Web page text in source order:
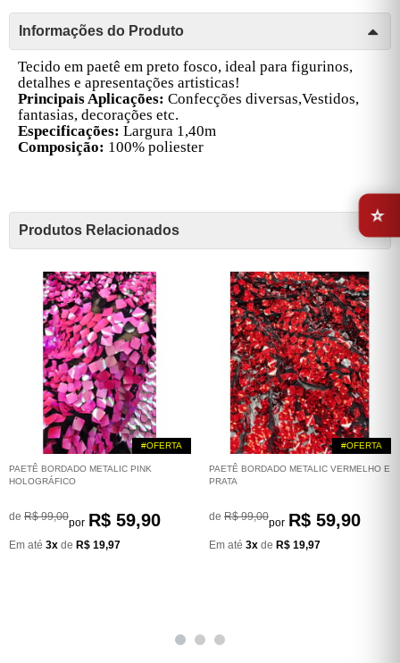
Informações do Produto
Tecido em paetê em preto fosco, ideal para figurinos,
detalhes e apresentações artisticas!
Principais Aplicações: Confecções diversas,Vestidos,
fantasias, decorações etc.
Especificações: Largura 1,40m
Composição: 100% poliester
Produtos Relacionados
#OFERTA
PAETÊ BORDADO METALIC PINK
HOLOGRÁFICO
de R$ 99,00por R$ 59,90
Em até 3x de R$ 19,97
#OFERTA
PAETÊ BORDADO METALIC VERMELHO E
PRATA
de R$ 99,00por R$ 59,90
Em até 3x de R$ 19,97
⭐